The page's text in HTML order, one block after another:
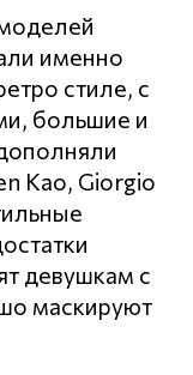
именно
стиле, с
большие и
Kao, Giorgio
девушкам с
маскируют